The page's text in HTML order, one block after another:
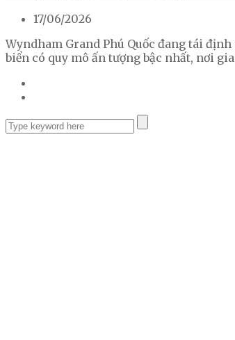
17/06/2026
Wyndham Grand Phú Quốc đang tái
biển có quy mô ấn tượng bậc nhất, nơi